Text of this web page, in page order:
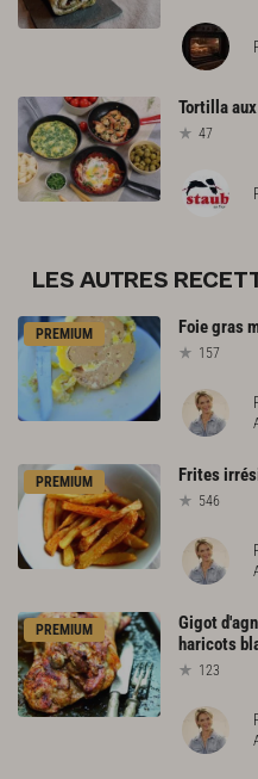
Tortillaaux
47
LES AUTRES
PREMIUM Foiegras
157
PREMIUM Frites
546
PREMIUM Gigot
haricots
123